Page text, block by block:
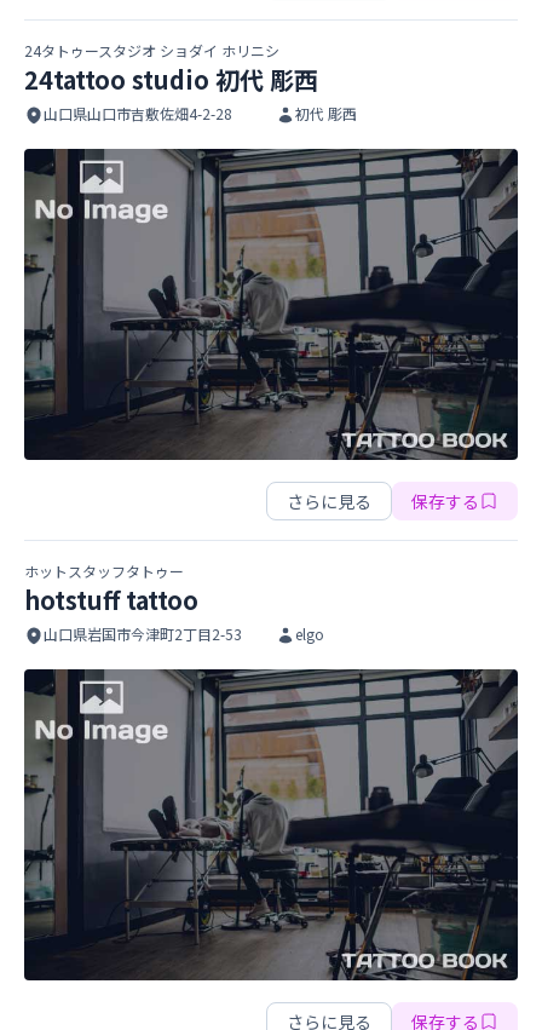
24タトゥースタジオ ショダイ ホリニシ
24tattoo studio 初代 彫西
山口県山口市吉敷佐畑4-2-28 初代 彫西
24tattoo studio 初代 彫西
さらに見る 保存する
ホットスタッフタトゥー
hotstuff tattoo
山口県岩国市今津町2丁目2-53 elgo
hotstuff tattoo
さらに見る 保存する